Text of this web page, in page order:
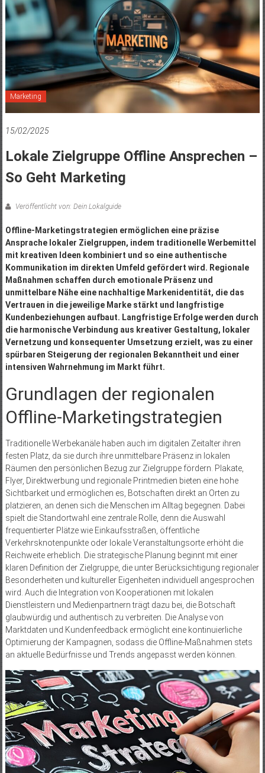
Marketing
15/02/2025
Lokale Zielgruppe Offline Ansprechen –
So Geht Marketing
Veröffentlicht von: Dein Lokalguide
Offline-Marketingstrategien ermöglichen eine präzise
Ansprache lokaler Zielgruppen, indem traditionelle Werbemittel
mit kreativen Ideen kombiniert und so eine authentische
Kommunikation im direkten Umfeld gefördert wird. Regionale
Maßnahmen schaffen durch emotionale Präsenz und
unmittelbare Nähe eine nachhaltige Markenidentität, die das
Vertrauen in die jeweilige Marke stärkt und langfristige
Kundenbeziehungen aufbaut. Langfristige Erfolge werden durch
die harmonische Verbindung aus kreativer Gestaltung, lokaler
Vernetzung und konsequenter Umsetzung erzielt, was zu einer
spürbaren Steigerung der regionalen Bekanntheit und einer
intensiven Wahrnehmung im Markt führt.
Grundlagen der regionalen
Offline-Marketingstrategien
Traditionelle Werbekanäle haben auch im digitalen Zeitalter ihren
festen Platz, da sie durch ihre unmittelbare Präsenz in lokalen
Räumen den persönlichen Bezug zur Zielgruppe fördern. Plakate,
Flyer, Direktwerbung und regionale Printmedien bieten eine hohe
Sichtbarkeit und ermöglichen es, Botschaften direkt an Orten zu
platzieren, an denen sich die Menschen im Alltag begegnen. Dabei
spielt die Standortwahl eine zentrale Rolle, denn die Auswahl
frequentierter Plätze wie Einkaufsstraßen, öffentliche
Verkehrsknotenpunkte oder lokale Veranstaltungsorte erhöht die
Reichweite erheblich. Die strategische Planung beginnt mit einer
klaren Definition der Zielgruppe, die unter Berücksichtigung regionaler
Besonderheiten und kultureller Eigenheiten individuell angesprochen
wird. Auch die Integration von Kooperationen mit lokalen
Dienstleistern und Medienpartnern trägt dazu bei, die Botschaft
glaubwürdig und authentisch zu verbreiten. Die Analyse von
Marktdaten und Kundenfeedback ermöglicht eine kontinuierliche
Optimierung der Kampagnen, sodass die Offline-Maßnahmen stets
an aktuelle Bedürfnisse und Trends angepasst werden können.